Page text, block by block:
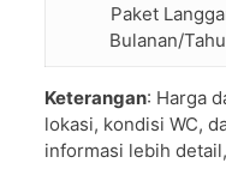
Paket
Bulanan/
Keterangan: Harga
lokasi, kondisi WC,
informasi lebih